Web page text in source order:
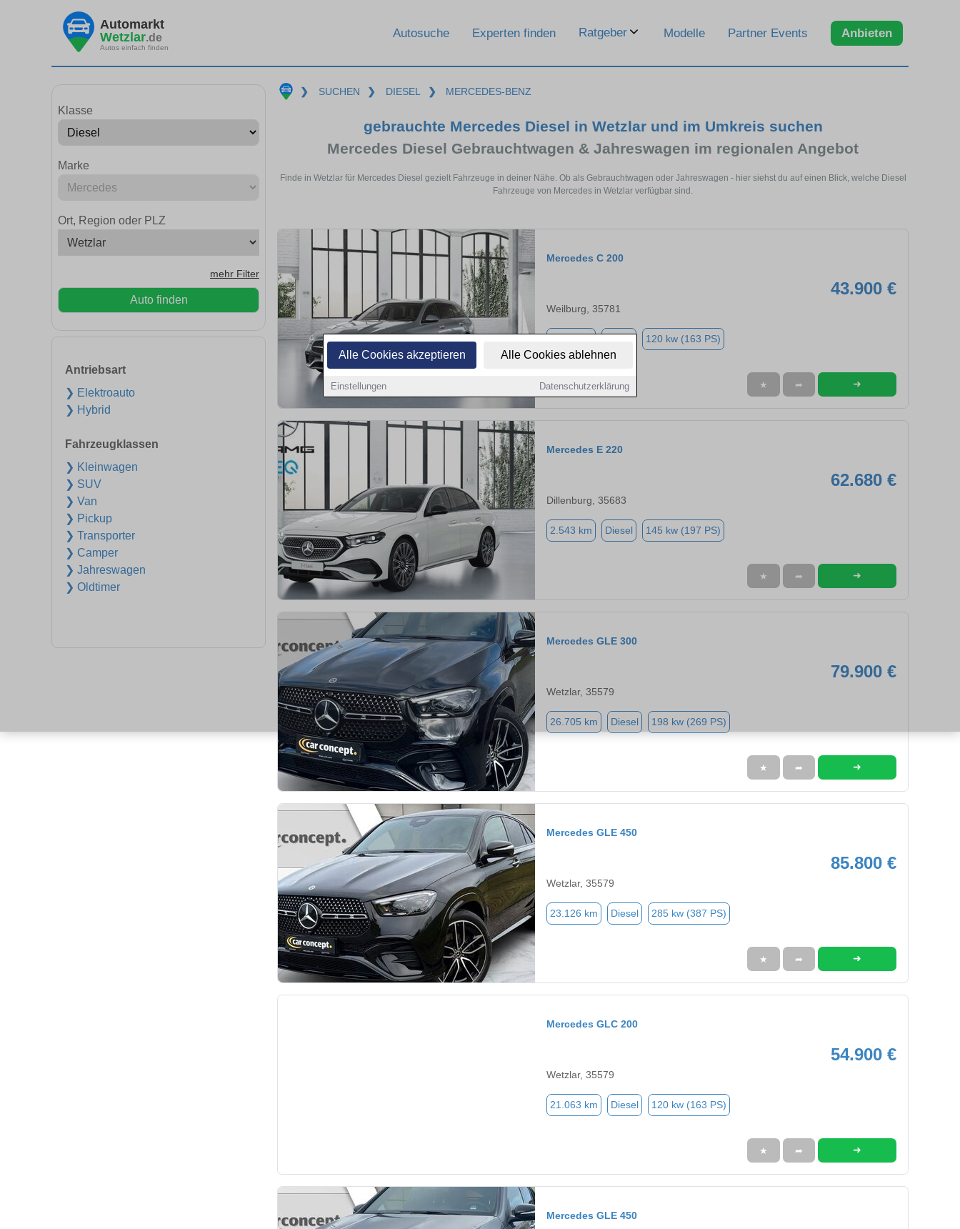
Alle Cookies akzeptieren Alle Cookies ablehnen
Einstellungen Datenschutzerklärung
Automarkt
Wetzlar.de
Autos einfach finden
Autosuche Experten finden Ratgeber Modelle Partner Events Anbieten
Klasse
Marke
Ort, Region oder PLZ
mehr Filter
Auto finden
Antriebsart
❯ Elektroauto
❯ Hybrid
Fahrzeugklassen
❯ Kleinwagen
❯ SUV
❯ Van
❯ Pickup
❯ Transporter
❯ Camper
❯ Jahreswagen
❯ Oldtimer
❯ SUCHEN ❯ DIESEL ❯ MERCEDES-BENZ
gebrauchte Mercedes Diesel in Wetzlar und im Umkreis suchen
Mercedes Diesel Gebrauchtwagen & Jahreswagen im regionalen Angebot
Finde in Wetzlar für Mercedes Diesel gezielt Fahrzeuge in deiner Nähe. Ob als Gebrauchtwagen oder Jahreswagen - hier siehst du auf einen Blick, welche Diesel
Fahrzeuge von Mercedes in Wetzlar verfügbar sind.
Mercedes C 200
43.900 €
Weilburg, 35781
120 kw (163 PS)
★ ➦ ➜
Mercedes E 220
62.680 €
Dillenburg, 35683
2.543 km Diesel 145 kw (197 PS)
★ ➦ ➜
Mercedes GLE 300
79.900 €
Wetzlar, 35579
26.705 km Diesel 198 kw (269 PS)
★ ➦ ➜
Mercedes GLE 450
85.800 €
Wetzlar, 35579
23.126 km Diesel 285 kw (387 PS)
★ ➦ ➜
Mercedes GLC 200
54.900 €
Wetzlar, 35579
21.063 km Diesel 120 kw (163 PS)
★ ➦ ➜
Mercedes GLE 450